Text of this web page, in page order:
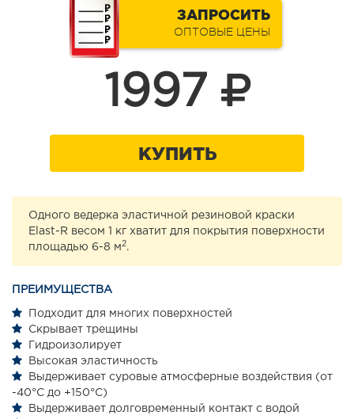
ЗАПРОСИТЬ
ОПТОВЫЕ ЦЕНЫ
1997
КУПИТЬ
Одного ведерка эластичной резиновой краски
Elast-R весом 1 кг хватит для покрытия поверхности
площадью 6-8 м 2.
ПРЕИМУЩЕСТВА
Подходит для многих поверхностей
Скрывает трещины
Гидроизолирует
Высокая эластичность
Выдерживает суровые атмосферные воздействия (от
-40°С до +150°С)
Выдерживает долговременный контакт с водой